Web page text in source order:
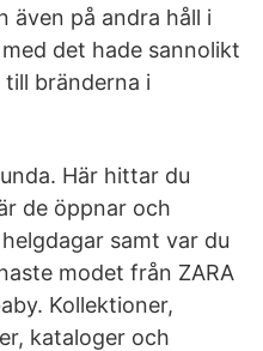
även på andra håll i
det hade sannolikt
bränderna i
Här hittar du
de öppnar och
samt var du
modet från ZARA
Kollektioner,
kataloger och